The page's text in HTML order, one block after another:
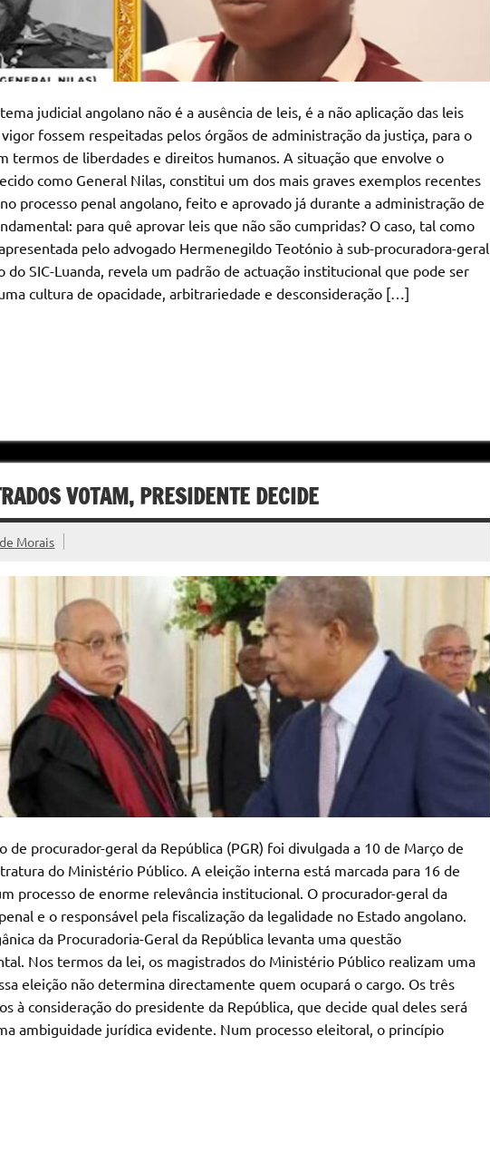
judicial angolano não é a ausência de leis, é a não aplicação das leis
fossem respeitadas pelos órgãos de administração da justiça, para o
termos de liberdades e direitos humanos. A situação que envolve o
como General Nilas, constitui um dos mais graves exemplos recentes
processo penal angolano, feito e aprovado já durante a administração de
para quê aprovar leis que não são cumpridas? O caso, tal como
pelo advogado Hermenegildo Teotónio à sub-procuradora-geral
SIC-Luanda, revela um padrão de actuação institucional que pode ser
cultura de opacidade, arbitrariedade e desconsideração […]
VOTAM, PRESIDENTE DECIDE
Morais
procurador-geral da República (PGR) foi divulgada a 10 de Março de
do Ministério Público. A eleição interna está marcada para 16 de
processo de enorme relevância institucional. O procurador-geral da
e o responsável pela fiscalização da legalidade no Estado angolano.
da Procuradoria-Geral da República levanta uma questão
Nos termos da lei, os magistrados do Ministério Público realizam uma
eleição não determina directamente quem ocupará o cargo. Os três
à consideração do presidente da República, que decide qual deles será
ambiguidade jurídica evidente. Num processo eleitoral, o princípio